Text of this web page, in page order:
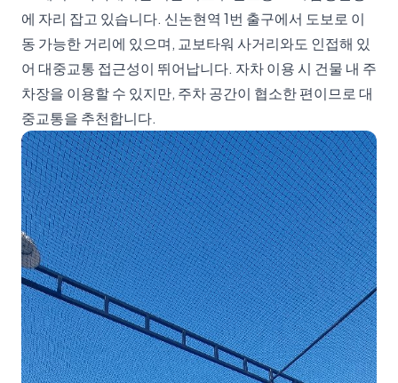
에 자리 잡고 있습니다. 신논현역 1번 출구에서 도보로 이
동 가능한 거리에 있으며, 교보타워 사거리와도 인접해 있
어 대중교통 접근성이 뛰어납니다. 자차 이용 시 건물 내 주
차장을 이용할 수 있지만, 주차 공간이 협소한 편이므로 대
중교통을 추천합니다.